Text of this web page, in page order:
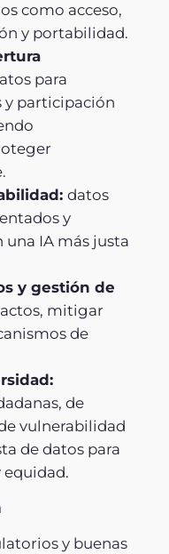
como acceso,
y portabilidad.
para
y participación
datos
y
IA más justa
y gestión de
mitigar
de
de
vulnerabilidad
de datos para
y buenas